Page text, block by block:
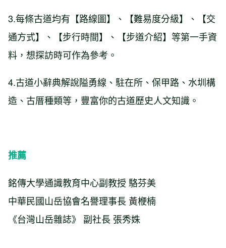
3.每條古道均有【路線圖】、【難易度分級】、【交
通方式】、【步行時間】、【步道介紹】等第一手資
料，想探訪時可作為參考。
4.古道小辭典解說隘勇線、駐在所、保甲路、水圳構
造、古厝種類等，豐富你的古道歷史人文知識。
推薦
銘傳大學通識教育中心副教授 駱芬美
中華民國山岳協會名譽理事長 黃楩楠
《台灣山岳雜誌》 副社長 張秀姝